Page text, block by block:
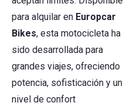
para alquilar en Europcar
Bikes, esta motocicleta ha
sido desarrollada para
grandes viajes, ofreciendo
potencia, sofisticación y un
nivel de confort